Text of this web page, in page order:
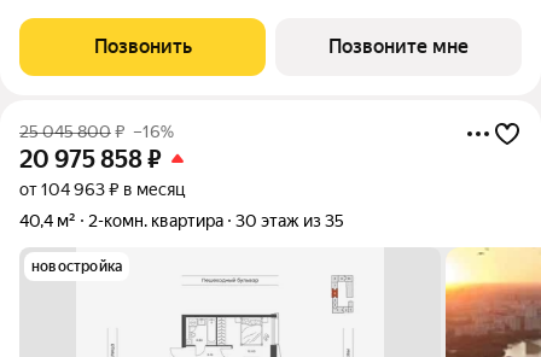
расположена на 7 этаже 35-этажного дома, корпус 1, в жилом
квартале бизнес-класса Инджой.
Позвонить Позвоните мне
25 045 800₽ –16%
20 975 858₽
от 104 963 ₽ в месяц
40,4 м²
2-комн. квартира 30 этаж из 35
новостройка